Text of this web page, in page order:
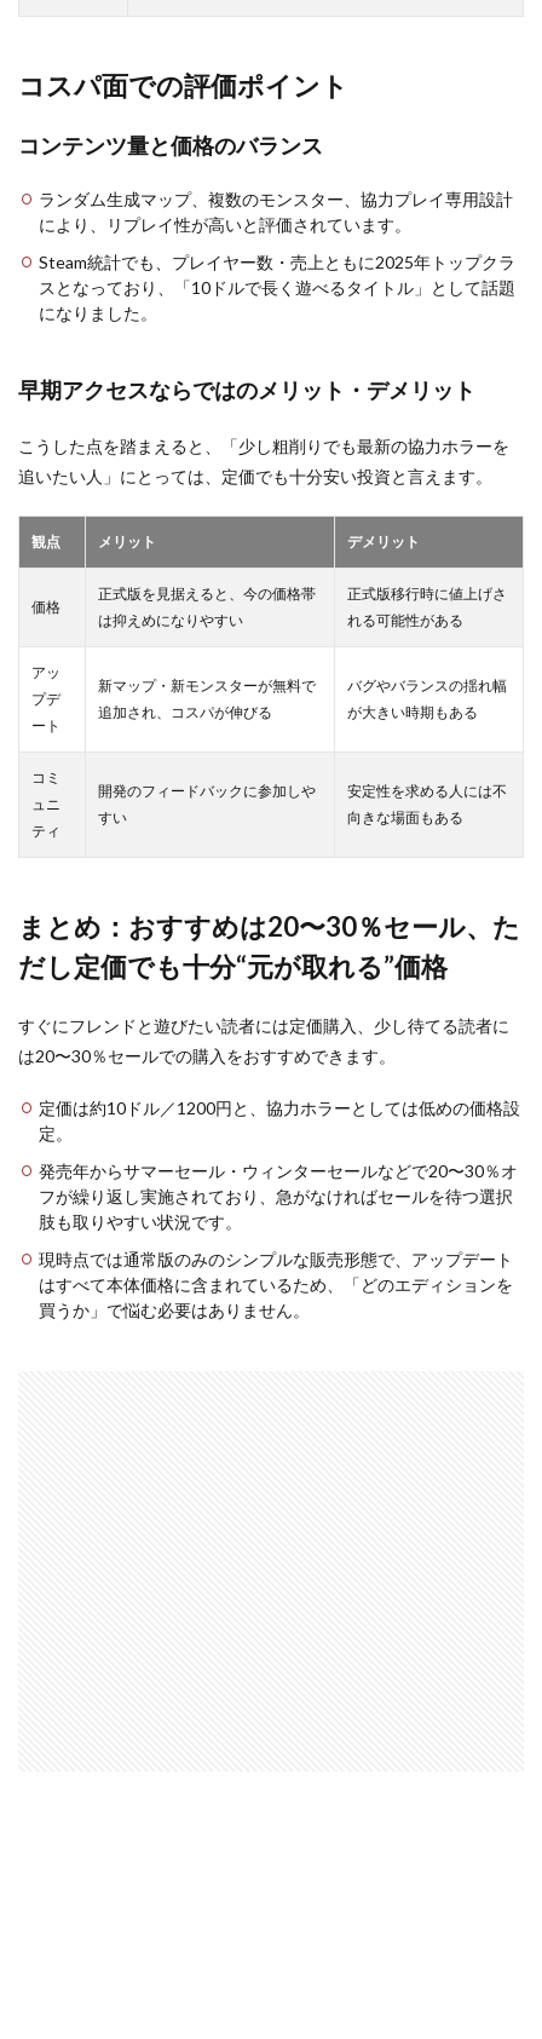
コスパ面での評価ポイント
コンテンツ量と価格のバランス
ランダム生成マップ、複数のモンスター、協力プレイ専用設計
により、リプレイ性が高いと評価されています。
Steam統計でも、プレイヤー数・売上ともに2025年トップクラ
スとなっており、「10ドルで長く遊べるタイトル」として話題
になりました。
早期アクセスならではのメリット・デメリット
こうした点を踏まえると、「少し粗削りでも最新の協力ホラーを
追いたい人」にとっては、定価でも十分安い投資と言えます。
観点 メリット デメリット
価格
正式版を見据えると、今の価格帯
は抑えめになりやすい
正式版移行時に値上げさ
れる可能性がある
アッ
プデ
ート
新マップ・新モンスターが無料で
追加され、コスパが伸びる
バグやバランスの揺れ幅
が大きい時期もある
コミ
ュニ
ティ
開発のフィードバックに参加しや
すい
安定性を求める人には不
向きな場面もある
まとめ：おすすめは20〜30％セール、た
だし定価でも十分“元が取れる”価格
すぐにフレンドと遊びたい読者には定価購入、少し待てる読者に
は20〜30％セールでの購入をおすすめできます。
定価は約10ドル／1200円と、協力ホラーとしては低めの価格設
定。
発売年からサマーセール・ウィンターセールなどで20〜30％オ
フが繰り返し実施されており、急がなければセールを待つ選択
肢も取りやすい状況です。
現時点では通常版のみのシンプルな販売形態で、アップデート
はすべて本体価格に含まれているため、「どのエディションを
買うか」で悩む必要はありません。